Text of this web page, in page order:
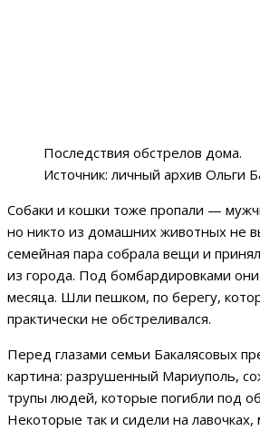
Последствия обстрелов дома.
Источник: личный архив Ольги
Собаки и кошки тоже пропали —
но никто из домашних животных не
семейная пара собрала вещи и
из города. Под бомбардировками
месяца. Шли пешком, по берегу,
практически не обстреливался.
Перед глазами семьи Бакалясовых
картина: разрушенный Мариуполь,
трупы людей, которые погибли под
Некоторые так и сидели на